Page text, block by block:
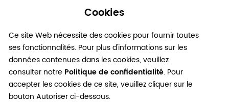
Cookies
Ce site Web nécessite des cookies pour fournir toutes
ses fonctionnalités. Pour plus d'informations sur les
données contenues dans les cookies, veuillez
consulter notre Politique de confidentialité. Pour
accepter les cookies de ce site, veuillez cliquer sur le
bouton Autoriser ci-dessous.
0